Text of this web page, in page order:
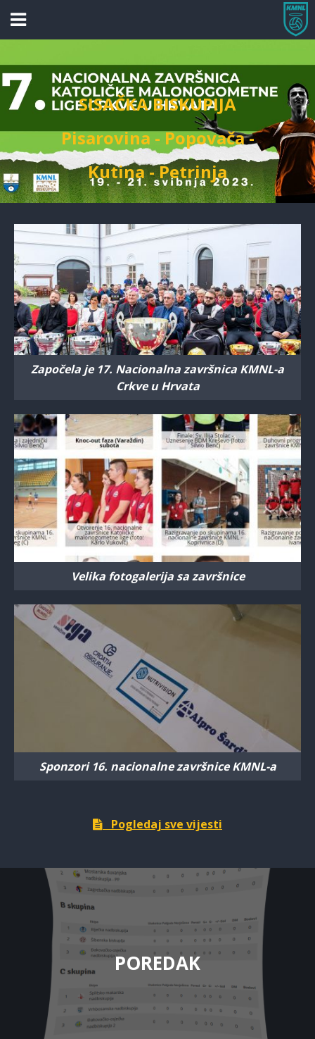
SISAČKA BISKUPIJA
Pisarovina - Popovača -
Kutina - Petrinja
Započela je 17. Nacionalna završnica KMNL-a
Crkve u Hrvata
Velika fotogalerija sa završnice
Sponzori 16. nacionalne završnice KMNL-a
Pogledaj sve vijesti
POREDAK